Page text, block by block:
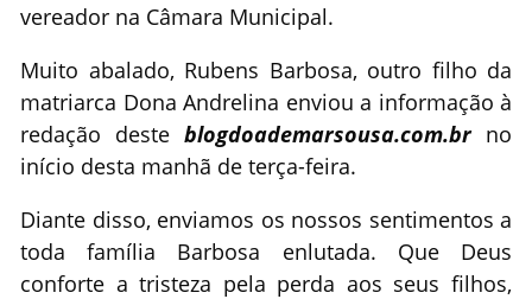
vereador na Câmara Municipal.
Muito abalado, Rubens Barbosa, outro filho da
matriarca Dona Andrelina enviou a informação à
redação deste blogdoademarsousa.com.brno
início desta manhã de terça-feira.
Diante disso, enviamos os nossos sentimentos a
toda família Barbosa enlutada. Que Deus
conforte a tristeza pela perda aos seus filhos,